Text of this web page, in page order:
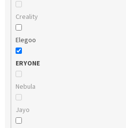
Creality
Elegoo
ERYONE
Nebula
Jayo